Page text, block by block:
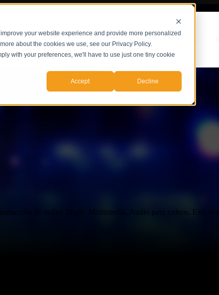
your website experience and provide more personalized
about the cookies we use, see our Privacy Policy.
with your preferences, we'll have to use just one tiny cookie
Accept Decline
for Servicios Servicios Casos de Estudio
de audio: Jingle, Multimedia, Audio para videos. Esta